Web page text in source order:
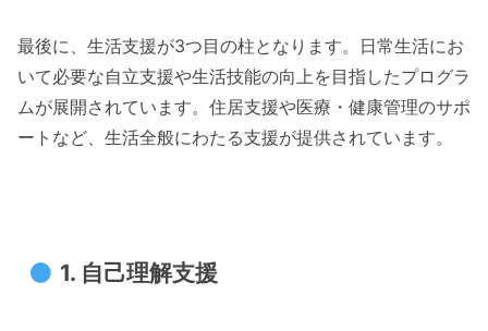
最後に、生活支援が3つ目の柱となります。日常生活にお
いて必要な自立支援や生活技能の向上を目指したプログラ
ムが展開されています。住居支援や医療・健康管理のサポ
ートなど、生活全般にわたる支援が提供されています。
1. 自己理解支援